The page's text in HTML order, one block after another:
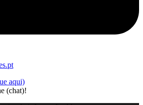
aqui)
(chat)!